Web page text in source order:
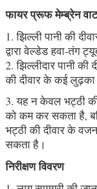
फायर प्रूफ मेम्ब्रेन
1. झिल्ली पानी की
द्वारा वेल्डेड हवा-तंग
2. झिल्लीदार पानी
की दीवार के कई
3. यह न केवल भट्ठी
को कम कर सकता है,
भट्ठी की दीवार के
सकता है।
निरीक्षण विवरण